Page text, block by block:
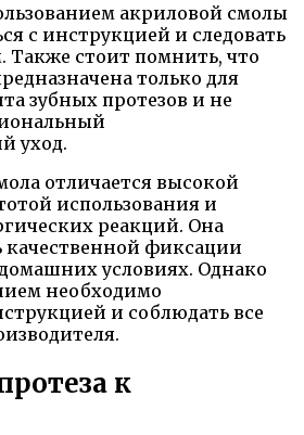
акриловой смолы
с инструкцией и следовать
Также стоит помнить, что
только для
зубных протезов и не
уход.
отличается высокой
использования и
реакций. Она
качественной фиксации
условиях. Однако
необходимо
и соблюдать все
к